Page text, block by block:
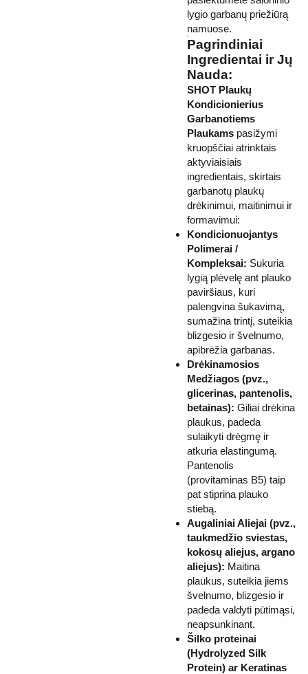
lygio garbanų priežiūrą
namuose.
Pagrindiniai
Ingredientai ir Jų
Nauda:
SHOT Plaukų
Kondicionierius
Garbanotiems
Plaukams pasižymi
kruopščiai atrinktais
aktyviaisiais
ingredientais, skirtais
garbanotų plaukų
drėkinimui, maitinimui ir
formavimui:
Kondicionuojantys
Polimerai /
Kompleksai: Sukuria
lygią plėvelę ant plauko
paviršiaus, kuri
palengvina šukavimą,
sumažina trintį, suteikia
blizgesio ir švelnumo,
apibrėžia garbanas.
Drėkinamosios
Medžiagos (pvz.,
glicerinas, pantenolis,
betainas): Giliai drėkina
plaukus, padeda
sulaikyti drėgmę ir
atkuria elastingumą.
Pantenolis
(provitaminas B5) taip
pat stiprina plauko
stiebą.
Augaliniai Aliejai (pvz.,
taukmedžio sviestas,
kokosų aliejus, argano
aliejus): Maitina
plaukus, suteikia jiems
švelnumo, blizgesio ir
padeda valdyti pūtimąsi,
neapsunkinant.
Šilko proteinai
(Hydrolyzed Silk
Protein) ar Keratinas